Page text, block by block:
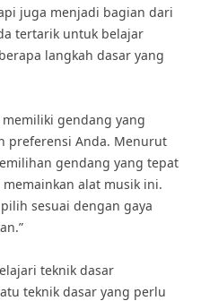
juga menjadi bagian dari
tertarik untuk belajar
langkah dasar yang
gendang yang
preferensi Anda. Menurut
gendang yang tepat
alat musik ini.
sesuai dengan gaya
teknik dasar
teknik dasar yang perlu